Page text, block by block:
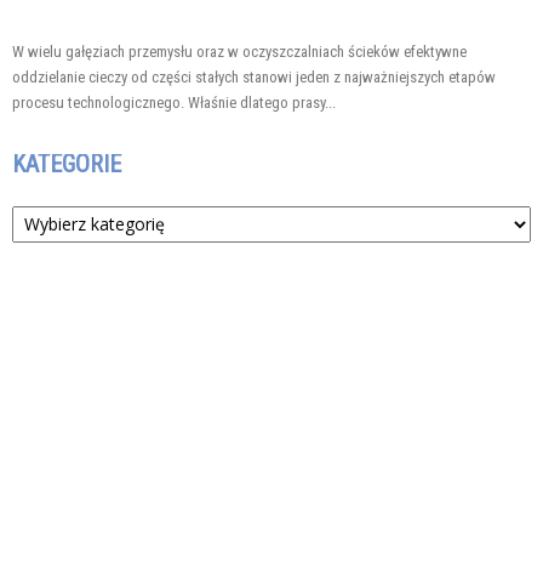
W wielu gałęziach przemysłu oraz w oczyszczalniach ścieków efektywne
oddzielanie cieczy od części stałych stanowi jeden z najważniejszych etapów
procesu technologicznego. Właśnie dlatego prasy...
KATEGORIE
Kategorie